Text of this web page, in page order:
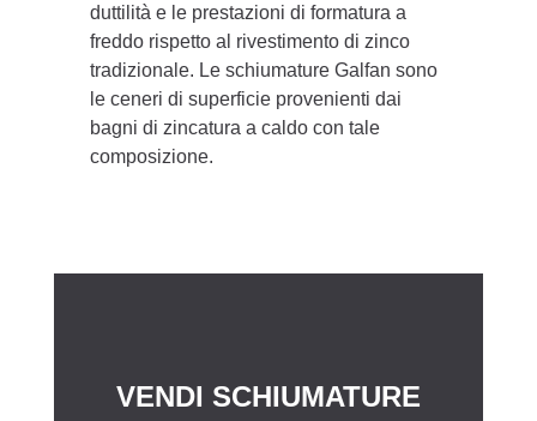
duttilità e le prestazioni di formatura a
freddo rispetto al rivestimento di zinco
tradizionale. Le schiumature Galfan sono
le ceneri di superficie provenienti dai
bagni di zincatura a caldo con tale
composizione.
VENDI SCHIUMATURE